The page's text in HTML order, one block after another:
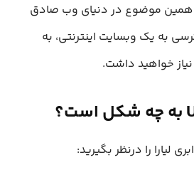
موضوع در دنیای وب صادق
به یک وبسایت اینترنتی، به